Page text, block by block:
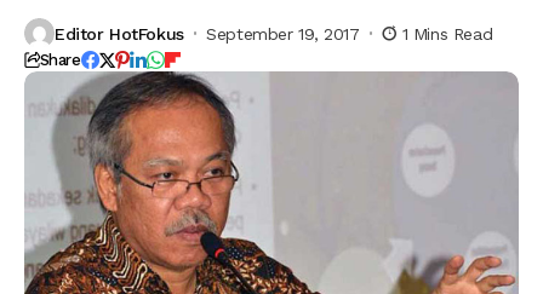
Editor HotFokus September 19, 2017 1 Mins Read
Share